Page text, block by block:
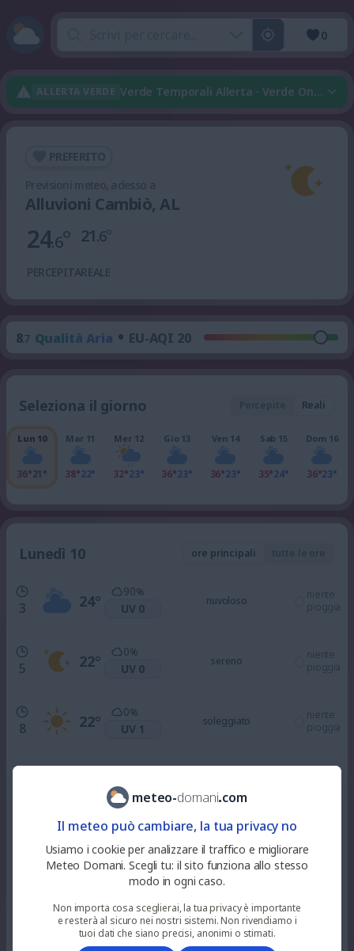
0
ALLERTA VERDE Verde Temporali Allerta · Verde Onda Di
Alluvioni Cambiò, AL
24.6°
PERCEPITA
21.6°
REALE
8.7 Qualità Aria • EU-AQI 20
Seleziona il giorno Reali
Lun 10
36°21°
Mar 11
38°22°
Mer 12
32°23°
Gio 13
36°23°
Ven 14
36°23°
Sab 15
35°24°
Dom 16
36°23°
Lunedì 10 ore principali
3 24°
90%
UV 0
nuvoloso
niente
pioggia
5 22°
0%
UV 0
sereno
niente
pioggia
8 22°
0%
UV 1
soleggiato
niente
pioggia
UV 3
31
0%
UV 6
pioggia
35° UV 6
soleggiato
meteo-domani.com
Il meteo può cambiare, la tua privacy no
Usiamo i cookie per analizzare il traffico e migliorare
Meteo Domani. Scegli tu: il sito funziona allo stesso
modo in ogni caso.
Non importa cosa sceglierai, la tua privacy è importante
e resterà al sicuro nei nostri sistemi. Non rivendiamo i
tuoi dati che siano precisi, anonimi o stimati.